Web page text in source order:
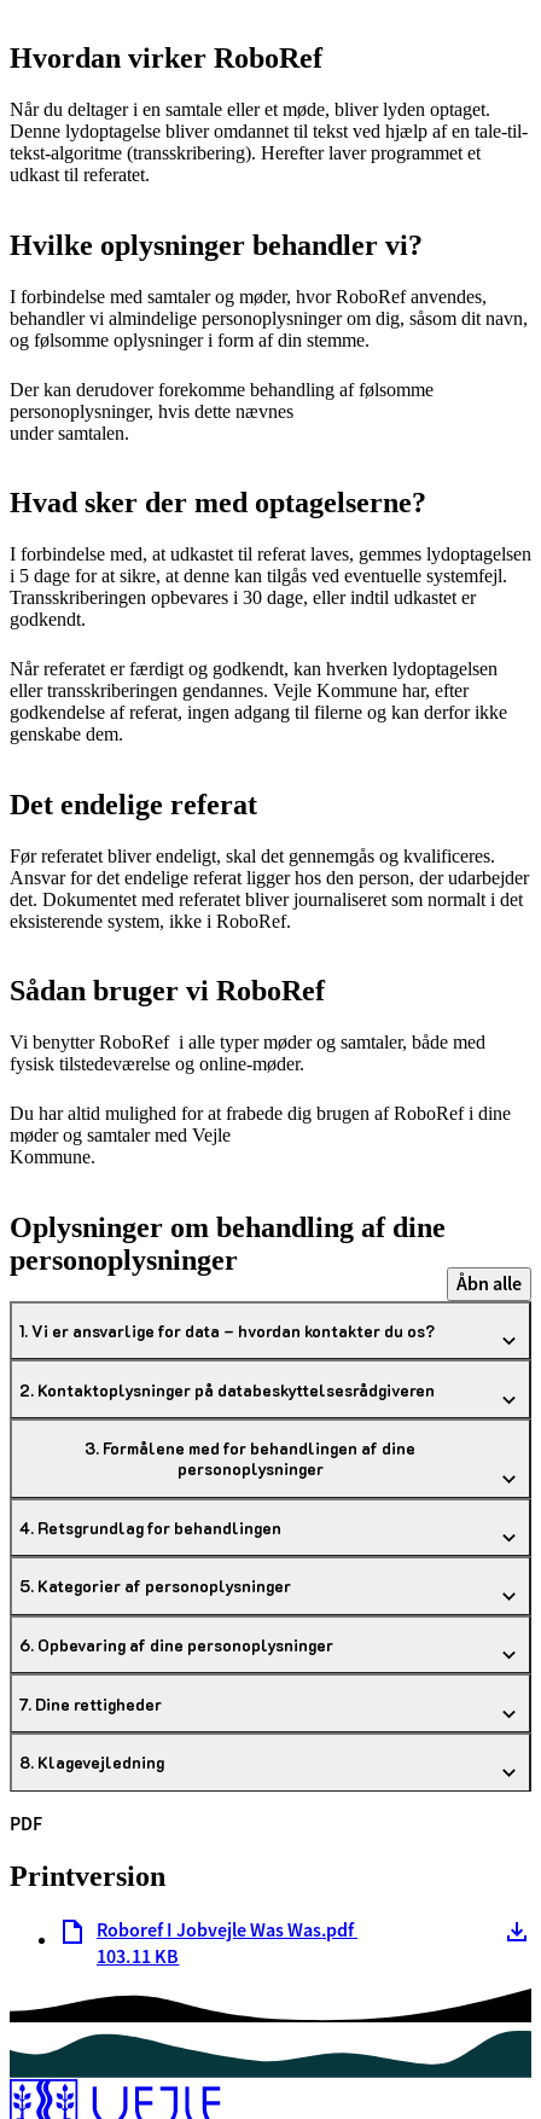
Hvordan virker RoboRef
Når du deltager i en samtale eller et møde, bliver lyden optaget.
Denne lydoptagelse bliver omdannet til tekst ved hjælp af en tale-til-
tekst-algoritme (transskribering). Herefter laver programmet et
udkast til referatet.
Hvilke oplysninger behandler vi?
I forbindelse med samtaler og møder, hvor RoboRef anvendes,
behandler vi almindelige personoplysninger om dig, såsom dit navn,
og følsomme oplysninger i form af din stemme.
Der kan derudover forekomme behandling af følsomme
personoplysninger, hvis dette nævnes
under samtalen.
Hvad sker der med optagelserne?
I forbindelse med, at udkastet til referat laves, gemmes lydoptagelsen
i 5 dage for at sikre, at denne kan tilgås ved eventuelle systemfejl.
Transskriberingen opbevares i 30 dage, eller indtil udkastet er
godkendt.
Når referatet er færdigt og godkendt, kan hverken lydoptagelsen
eller transskriberingen gendannes. Vejle Kommune har, efter
godkendelse af referat, ingen adgang til filerne og kan derfor ikke
genskabe dem.
Det endelige referat
Før referatet bliver endeligt, skal det gennemgås og kvalificeres.
Ansvar for det endelige referat ligger hos den person, der udarbejder
det. Dokumentet med referatet bliver journaliseret som normalt i det
eksisterende system, ikke i RoboRef.
Sådan bruger vi RoboRef
Vi benytter RoboRef i alle typer møder og samtaler, både med
fysisk tilstedeværelse og online-møder.
Du har altid mulighed for at frabede dig brugen af RoboRef i dine
møder og samtaler med Vejle
Kommune.
Oplysninger om behandling af dine
personoplysninger
Åbn alle
1. Vi er ansvarlige for data – hvordan kontakter du os?
2. Kontaktoplysninger på databeskyttelsesrådgiveren
3. Formålene med for behandlingen af dine
personoplysninger
4. Retsgrundlag for behandlingen
5. Kategorier af personoplysninger
6. Opbevaring af dine personoplysninger
7. Dine rettigheder
8. Klagevejledning
PDF
Printversion
Roboref I Jobvejle Was Was.pdf
103.11 KB